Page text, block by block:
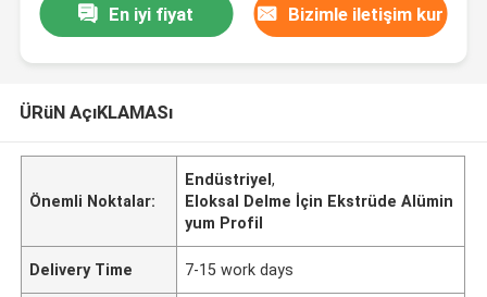
En iyi fiyat Bizimle iletişim kur
ÜRüN AçıKLAMASı
Önemli Noktalar:
Endüstriyel,
Eloksal Delme İçin Ekstrüde Alümin
yum Profil
Delivery Time 7-15 work days